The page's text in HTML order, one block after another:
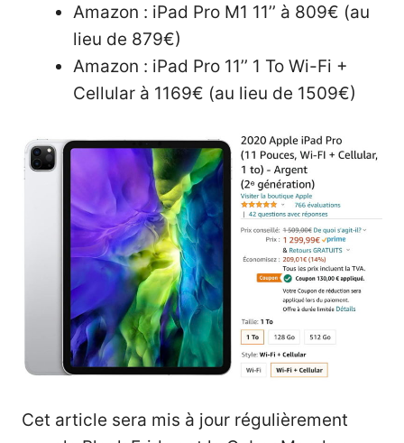
Amazon : iPad Pro M1 11’’ à 809€ (au
lieu de 879€)
Amazon : iPad Pro 11’’ 1 To Wi-Fi +
Cellular à 1169€ (au lieu de 1509€)
Cet article sera mis à jour régulièrement